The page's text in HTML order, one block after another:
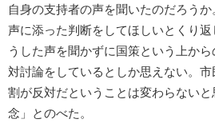
自身の支持者の声を聞いたのだろう
声に添った判断をしてほしいとくり
うした声を聞かずに国策という上か
対討論をしているとしか思えない。
割が反対だということは変わらない
念」とのべた。